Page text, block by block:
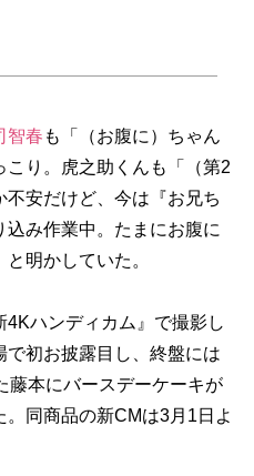
智春 も「（お腹に）ちゃん
こり。虎之助くんも「（第2
安だけど、今は『お兄ち
み作業中。たまにお腹に
明かしていた。
ハンディカム』で撮影し
初お披露目し、終盤には
藤本にバースデーケーキが
同商品の新CMは3月1日よ